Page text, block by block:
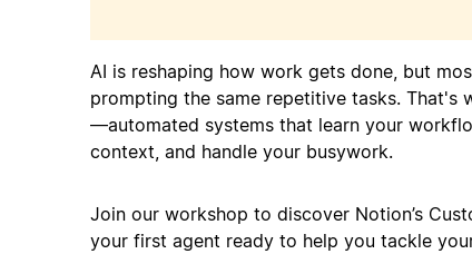
AI is reshaping how work gets done, but
prompting the same repetitive tasks. That's
—automated systems that learn your
context, and handle your busywork.
Join our workshop to discover Notion’s